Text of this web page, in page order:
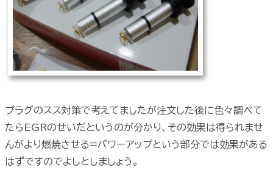
プラグのスス対策で考えてましたが注文した後に色々調べて
たらEGRのせいだというのが分かり、その効果は得られませ
んがより燃焼させる=パワーアップという部分では効果がある
はずですのでよしとしましょう。